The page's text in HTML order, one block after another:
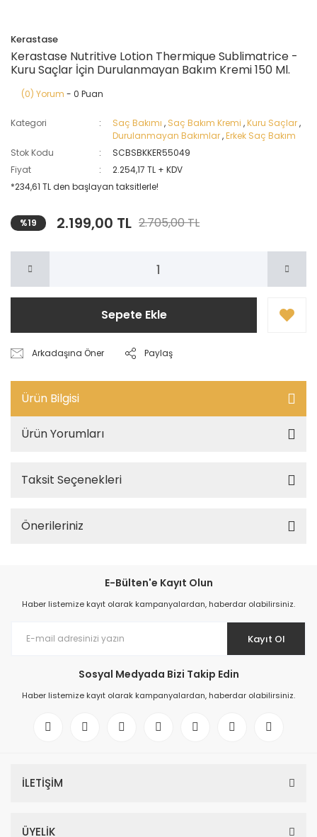
Kerastase
Kerastase Nutritive Lotion Thermique Sublimatrice -
Kuru Saçlar İçin Durulanmayan Bakım Kremi 150 Ml.
(0) Yorum - 0 Puan
Kategori Saç Bakımı , Saç Bakım Kremi ,Kuru Saçlar,
Durulanmayan Bakımlar,Erkek Saç Bakım
Stok Kodu
SCBSBKKER55049
Fiyat
2.254,17 TL + KDV
*234,61 TL den başlayan taksitlerle!
%19 2.199,00 TL 2.705,00 TL
Sepete Ekle
Arkadaşına Öner Paylaş
Ürün Bilgisi
Ürün Yorumları
Taksit Seçenekleri
Önerileriniz
E-Bülten'e Kayıt Olun
Haber listemize kayıt olarak kampanyalardan, haberdar olabilirsiniz.
Kayıt Ol
Sosyal Medyada Bizi Takip Edin
Haber listemize kayıt olarak kampanyalardan, haberdar olabilirsiniz.
İLETİŞİM
ÜYELİK